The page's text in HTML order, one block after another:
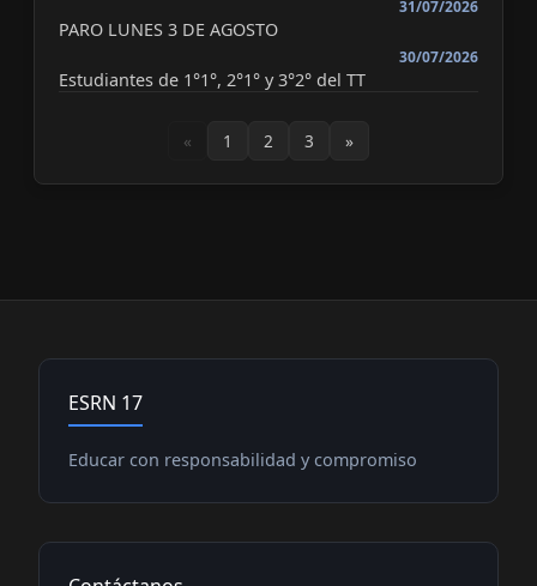
31/07/2026
PARO LUNES 3 DE AGOSTO
30/07/2026
Estudiantes de 1°1°, 2°1° y 3°2° del TT
« 1 2 3 »
ESRN 17
Educar con responsabilidad y compromiso